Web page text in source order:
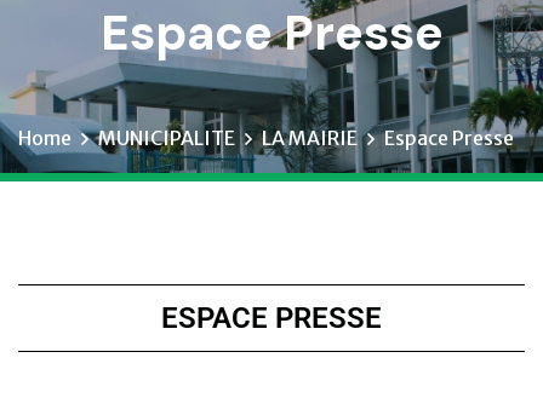
Espace Presse
Home MUNICIPALITE LA MAIRIE Espace Presse
ESPACE PRESSE